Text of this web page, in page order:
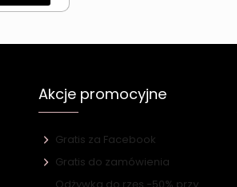
Akcje promocyjne
Gratis za Facebook
Gratis do zamówienia
Odżywka do rzęs -50% przy